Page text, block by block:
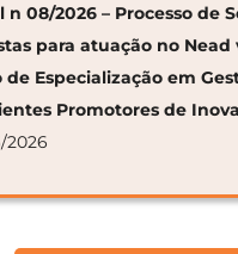
n 08/2026 – Processo de
para atuação no
de Especialização em
Promotores de
2026